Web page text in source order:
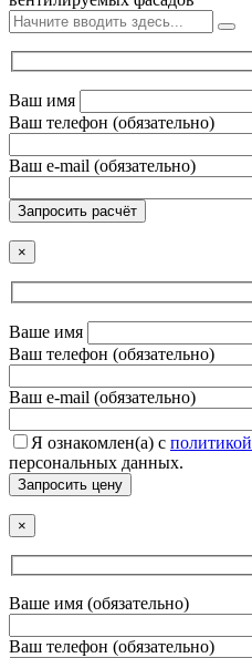
Ваш имя
Ваш телефон (обязательно)
Ваш e-mail (обязательно)
Запросить расчёт
×
Ваше имя
Ваш телефон (обязательно)
Ваш e-mail (обязательно)
Я ознакомлен(а) с политикой
персональных данных.
Запросить цену
×
Ваше имя (обязательно)
Ваш телефон (обязательно)